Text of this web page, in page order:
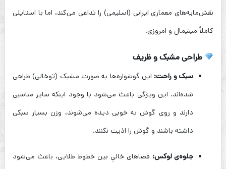
نقش‌مایه‌های معماری ایرانی (اسلیمی) را تداعی می‌کند، اما با استایلی
کاملاً مینیمال و امروزی.
طراحی مشبک و ظریف
سبک و راحت: این گوشواره‌ها به صورت مشبک (توخالی) طراحی
شده‌اند. این ویژگی باعث می‌شود با وجود اینکه سایز مناسبی
دارند و روی گوش به خوبی دیده می‌شوند، وزن بسیار سبکی
داشته باشند و گوش را اذیت نکنند.
جلوه‌ی لوکس: فضاهای خالیِ بین خطوط طلایی، باعث می‌شود